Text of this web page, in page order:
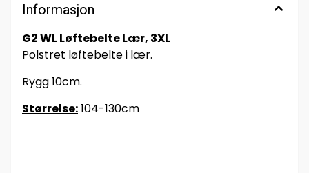
Informasjon
G2 WL Løftebelte Lær, 3XL
Polstret løftebelte i lær.
Rygg 10cm.
Størrelse:104-130cm